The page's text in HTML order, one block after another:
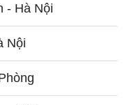
- Hà Nội
Nội